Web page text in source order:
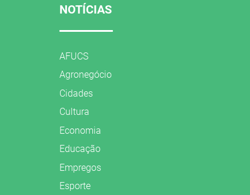
NOTÍCIAS
AFUCS
Agronegócio
Cidades
Cultura
Economia
Educação
Empregos
Esporte